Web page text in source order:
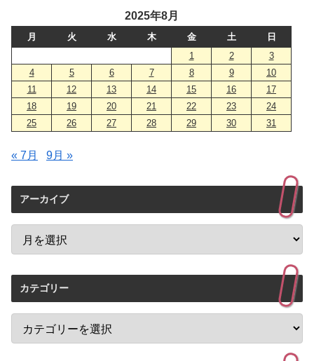
2025年8月
月 火 水 木 金 土
日
1
2
3
4
5 6 7 8 9
10
11
12 13 14 15 16
17
18
19 20 21 22 23
24
25
26 27 28 29 30 31
« 7月 9月 »
アーカイブ
カテゴリー